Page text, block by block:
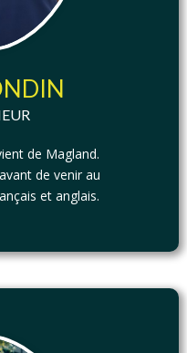
de Magland.
de venir au
et anglais.